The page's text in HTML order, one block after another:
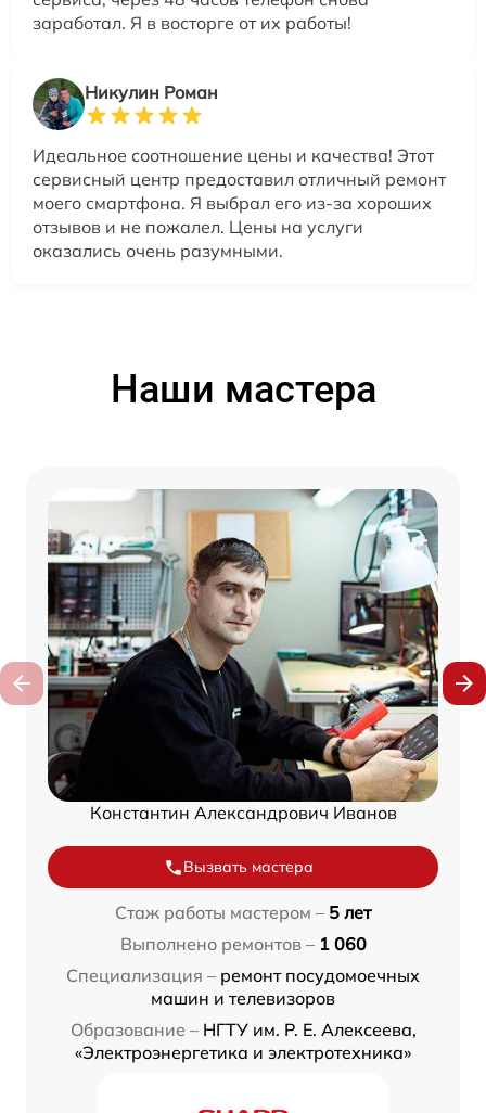
заработал. Я в восторге от их работы!
Никулин Роман
Идеальное соотношение цены и качества! Этот
сервисный центр предоставил отличный ремонт
моего смартфона. Я выбрал его из-за хороших
отзывов и не пожалел. Цены на услуги
оказались очень разумными.
Наши мастера
Константин Александрович Иванов
Вызвать мастера
Стаж работы мастером – 5 лет
Выполнено ремонтов – 1 060
Специализация – ремонт посудомоечных
машин и телевизоров
Образование – НГТУ им. Р. Е. Алексеева,
«Электроэнергетика и электротехника»